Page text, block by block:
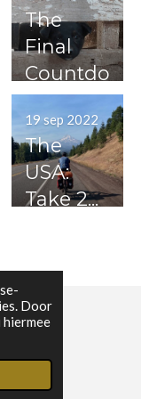
Door
hiermee
The
Final
Countdo
wn
The
USA:
Take 2...
19 sep 2022